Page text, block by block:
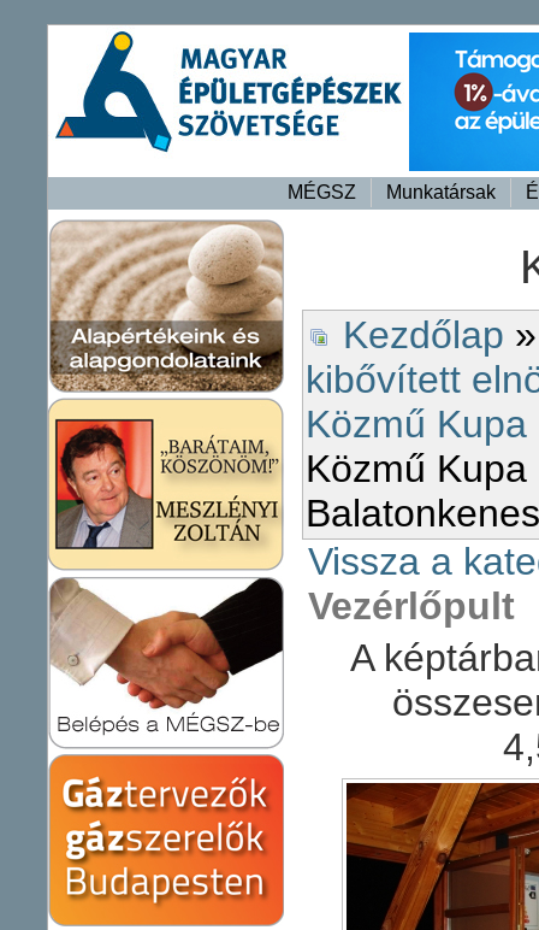
MÉGSZ Munkatársak
Kezdőlap
kibővített
Közmű
Közmű Kupa
Vissza a
Vezérlőpult
A